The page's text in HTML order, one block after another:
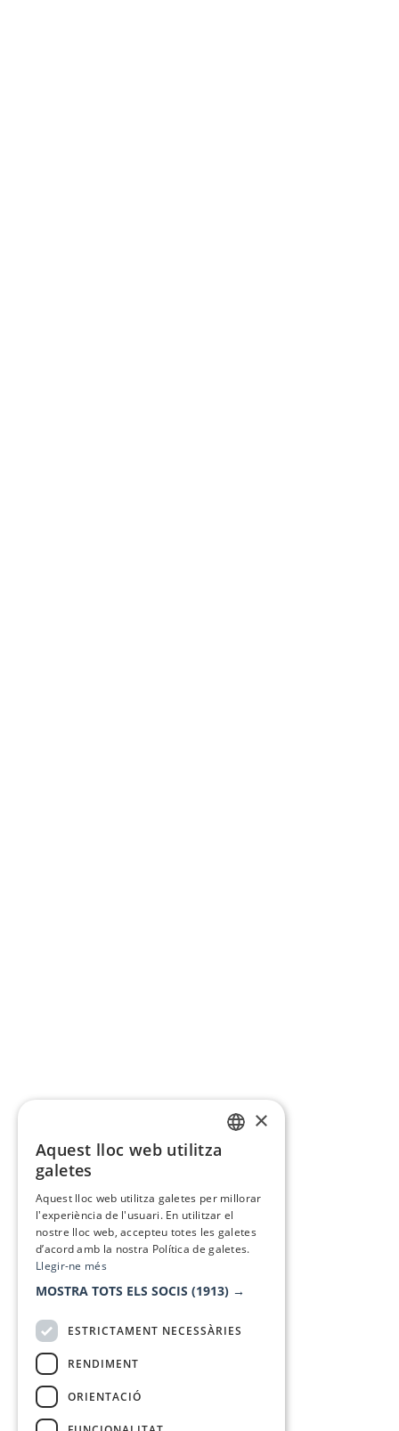
×
Aquest lloc web utilitza
galetes
Aquest lloc web utilitza galetes per millorar
l'experiència de l'usuari. En utilitzar el
nostre lloc web, accepteu totes les galetes
d’acord amb la nostra Política de galetes.
Llegir-ne més
MOSTRA TOTS ELS SOCIS (1913) →
ESTRICTAMENT NECESSÀRIES
RENDIMENT
ORIENTACIÓ